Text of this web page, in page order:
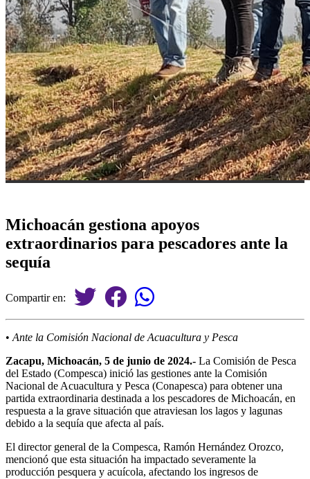
Michoacán gestiona apoyos
extraordinarios para pescadores ante la
sequía
Compartir en:
• Ante la Comisión Nacional de Acuacultura y Pesca
Zacapu, Michoacán, 5 de junio de 2024.- La Comisión de Pesca
del Estado (Compesca) inició las gestiones ante la Comisión
Nacional de Acuacultura y Pesca (Conapesca) para obtener una
partida extraordinaria destinada a los pescadores de Michoacán, en
respuesta a la grave situación que atraviesan los lagos y lagunas
debido a la sequía que afecta al país.
El director general de la Compesca, Ramón Hernández Orozco,
mencionó que esta situación ha impactado severamente la
producción pesquera y acuícola, afectando los ingresos de